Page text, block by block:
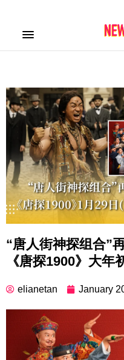
“唐人街神探组合”
《唐探1900》大
elianetan January